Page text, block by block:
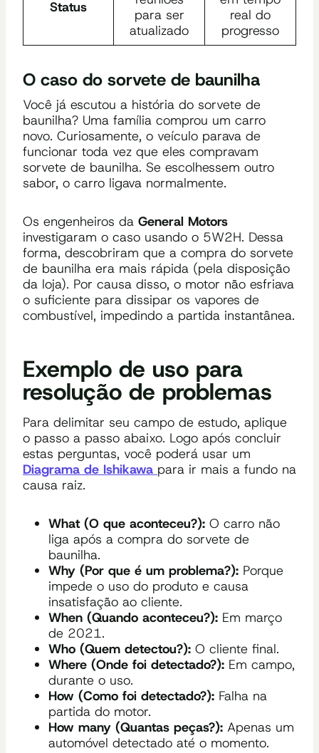
Status
para ser
atualizado
real do
progresso
O caso do sorvete de baunilha
Você já escutou a história do sorvete de
baunilha? Uma família comprou um carro
novo. Curiosamente, o veículo parava de
funcionar toda vez que eles compravam
sorvete de baunilha. Se escolhessem outro
sabor, o carro ligava normalmente.
Os engenheiros da General Motors
investigaram o caso usando o 5W2H. Dessa
forma, descobriram que a compra do sorvete
de baunilha era mais rápida (pela disposição
da loja). Por causa disso, o motor não esfriava
o suficiente para dissipar os vapores de
combustível, impedindo a partida instantânea.
Exemplo de uso para
resolução de problemas
Para delimitar seu campo de estudo, aplique
o passo a passo abaixo. Logo após concluir
estas perguntas, você poderá usar um
Diagrama de Ishikawa para ir mais a fundo na
causa raiz.
What (O que aconteceu?): O carro não
liga após a compra do sorvete de
baunilha.
Why (Por que é um problema?): Porque
impede o uso do produto e causa
insatisfação ao cliente.
When (Quando aconteceu?): Em março
de 2021.
Who (Quem detectou?): O cliente final.
Where (Onde foi detectado?): Em campo,
durante o uso.
How (Como foi detectado?): Falha na
partida do motor.
How many (Quantas peças?): Apenas um
automóvel detectado até o momento.